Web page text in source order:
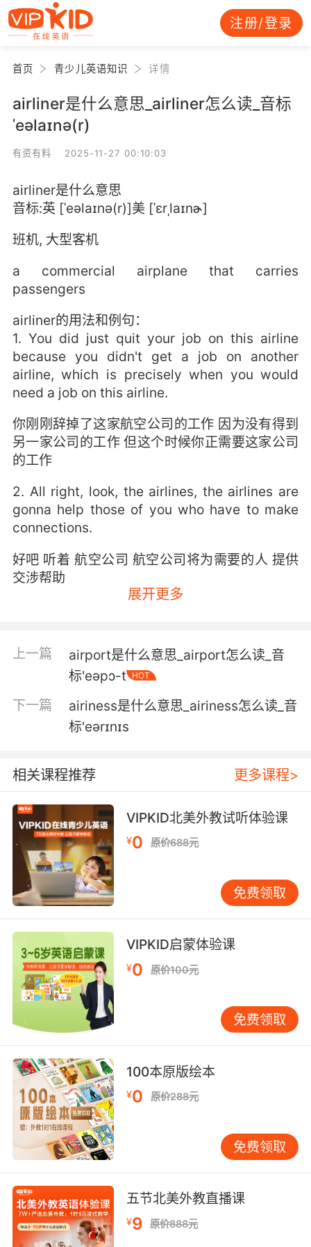
注册/登录
首页 青少儿英语知识 详情
airliner是什么意思_airliner怎么读_音标
ˈeəlaɪnə(r)
有资有料 2025-11-27 00:10:03
airliner是什么意思
音标:英 [ˈeəlaɪnə(r)]美 [ˈɛrˌlaɪnɚ]
班机, 大型客机
a commercial airplane that carries
passengers
airliner的用法和例句：
1. You did just quit your job on this airline
because you didn't get a job on another
airline, which is precisely when you would
need a job on this airline.
你刚刚辞掉了这家航空公司的工作 因为没有得到
另一家公司的工作 但这个时候你正需要这家公司
的工作
2. All right, look, the airlines, the airlines are
gonna help those of you who have to make
connections.
好吧 听着 航空公司 航空公司将为需要的人 提供
交涉帮助
trade onboard even if those tools violate
airline policy.
我要查清楚航空公司 是否允许其他专业人员 带着
他们的谋生工具登机 即便那些工具是否违反航空
airline.
我根本不会去考虑其他航空
5. Being with I'm with the airlines, I can do
that.
由于我是航空公司的员工 我经常坐飞机
6. It was the flagship of any airline fleet.
它是任何一个航空机队的旗舰
7. I do business with a competing airline.
而他们竞争对手的一家航空公司是我的客户
8. I bet you say that to all the airlines.
我打赌你跟所有航线都这么说
9. My family has business with the airline.
我的家族和这航空公司有生意合作
10. Ted, this is a theater, not an airline.
泰德 这里是剧院 不是飞机
展开更多
上一篇
airport是什么意思_airport怎么读_音
标'eəpɔ-t
HOT
下一篇
airiness是什么意思_airiness怎么读_音
标'eərɪnɪs
相关课程推荐 更多课程>
VIPKID北美外教试听体验课
¥0 原价688元
免费领取
VIPKID启蒙体验课
¥0 原价100元
免费领取
100本原版绘本
¥0 原价288元
免费领取
五节北美外教直播课
¥9 原价888元